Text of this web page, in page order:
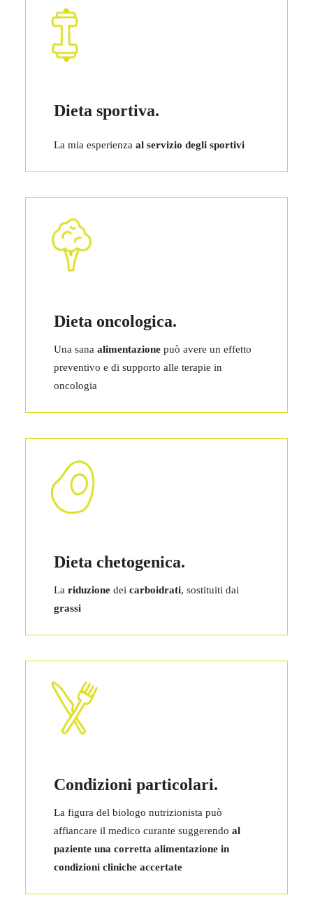
Dieta sportiva.
La mia esperienza al servizio degli sportivi
Dieta oncologica.
Una sana alimentazione può avere un effetto
preventivo e di supporto alle terapie in
oncologia
Dieta chetogenica.
La riduzione dei carboidrati, sostituiti dai
grassi
Condizioni particolari.
La figura del biologo nutrizionista può
affiancare il medico curante suggerendo al
paziente una corretta alimentazione in
condizioni cliniche accertate